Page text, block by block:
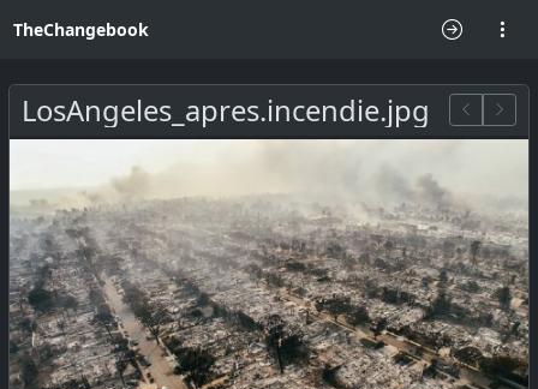
TheChangebook
LosAngeles_apres.incendie.jpg